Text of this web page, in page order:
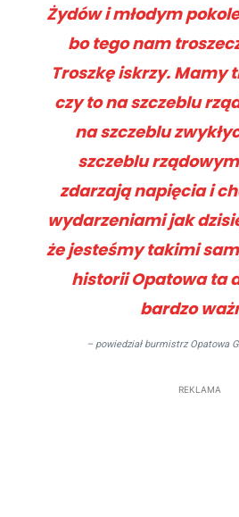
Żydów i młodym
bo tego nam
Troszkę iskrzy. Mamy
czy to na szczeblu
na szczeblu
szczeblu
zdarzają napięcia i
wydarzeniami jak
że jesteśmy takimi
historii Opatowa ta
bardzo
– powiedział burmistrz Opatowa
REKLAMA